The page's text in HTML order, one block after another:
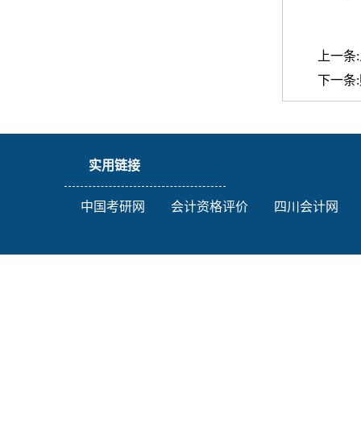
上一条:
下一条:
实用链接
中国考研网 会计资格评价 四川会计网